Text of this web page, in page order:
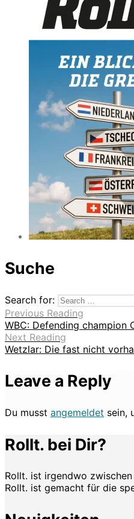
Suche
Search for:
Previous Reading
WBC: Defending champion
Next Reading
Wetzlar: Die fast nicht
Leave a Reply
Du musst angemeldet sein,
Rollt. bei Dir?
Rollt. ist irgendwo
Rollt. ist gemacht für die